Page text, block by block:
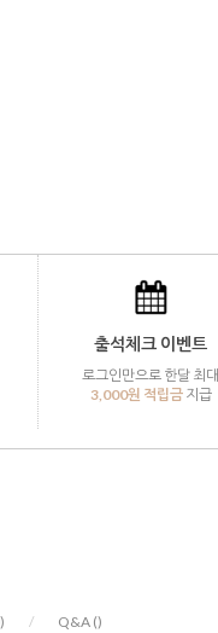
출석체크 이벤트
로그인만으로 한달 최대
3,000원 적립금지급
) / Q&A ()